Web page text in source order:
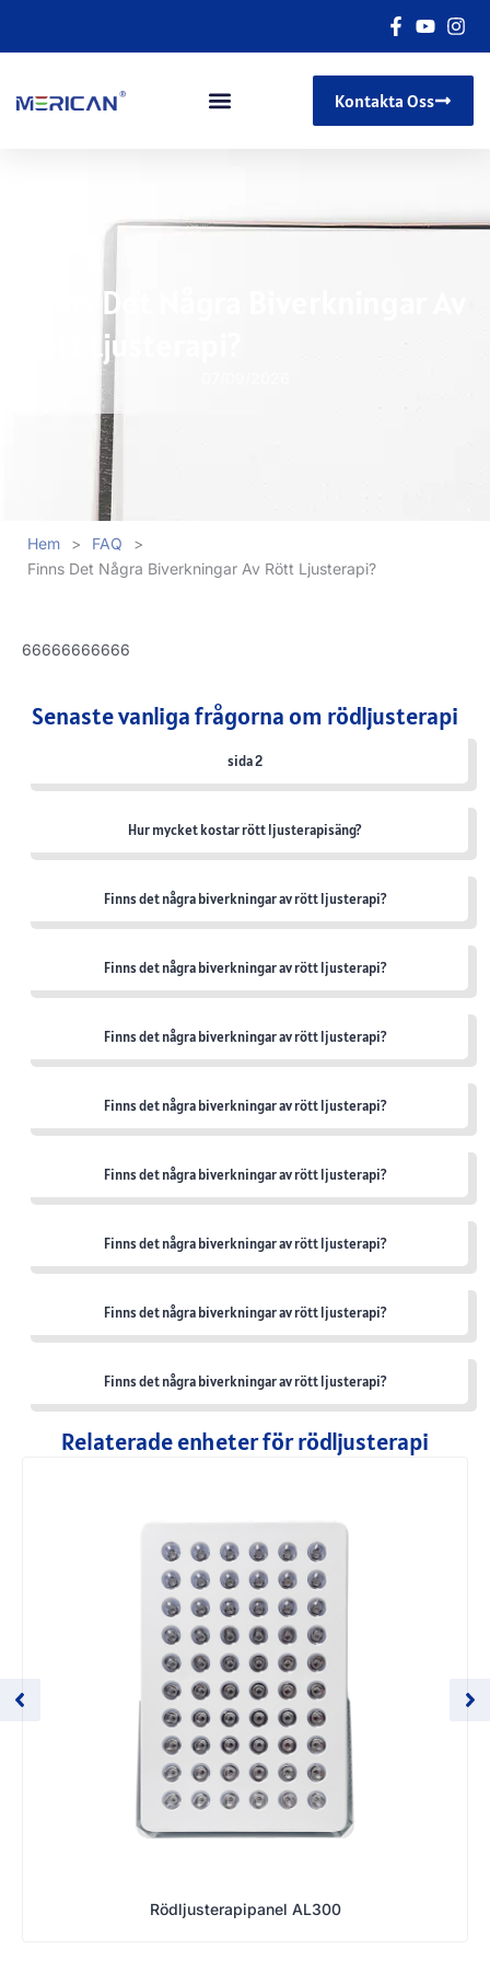
Kontakta Oss
Finns Det Några Biverkningar Av
Rött Ljusterapi?
Hem > FAQ
>
Finns Det Några Biverkningar Av Rött Ljusterapi?
66666666666
Senaste vanliga frågorna om rödljusterapi
sida 2
Hur mycket kostar rött ljusterapisäng?
Finns det några biverkningar av rött ljusterapi?
Finns det några biverkningar av rött ljusterapi?
Finns det några biverkningar av rött ljusterapi?
Finns det några biverkningar av rött ljusterapi?
Finns det några biverkningar av rött ljusterapi?
Finns det några biverkningar av rött ljusterapi?
Finns det några biverkningar av rött ljusterapi?
Finns det några biverkningar av rött ljusterapi?
Relaterade enheter för rödljusterapi
Rödljusterapipanel AL300